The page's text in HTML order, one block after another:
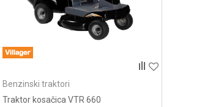
Benzinski traktori
Traktor kosačica VTR 660